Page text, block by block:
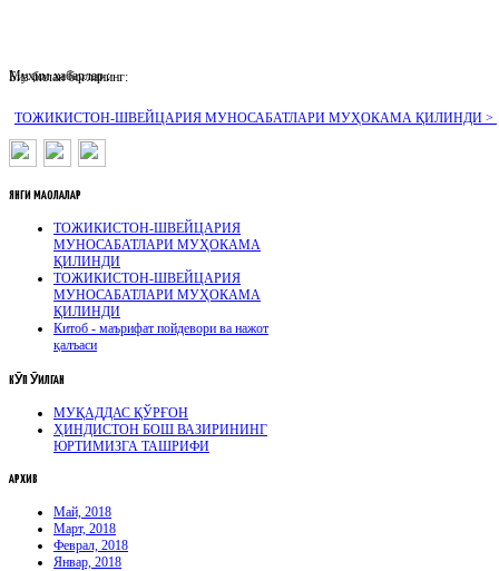
Муҳим хабарлар :
ТОЖИКИСТОН-ШВЕЙЦАРИЯ МУНОСАБАТЛАРИ МУҲОКАМА ҚИЛИНДИ >
Биз билан боғланинг:
ЯНГИ МАҚОЛАЛАР
ТОЖИКИСТОН-ШВЕЙЦАРИЯ
МУНОСАБАТЛАРИ МУҲОКАМА
ҚИЛИНДИ
ТОЖИКИСТОН-ШВЕЙЦАРИЯ
МУНОСАБАТЛАРИ МУҲОКАМА
ҚИЛИНДИ
Китоб - маърифат пойдевори ва нажот
қалъаси
КӮП ӮҚИЛГАН
МУҚАДДАС ҚЎРҒОН
ҲИНДИСТОН БОШ ВАЗИРИНИНГ
ЮРТИМИЗГА ТАШРИФИ
АРХИВ
Май, 2018
Март, 2018
Феврал, 2018
Январ, 2018